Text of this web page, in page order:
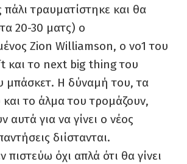
τραυματίστηκε και θα
20-30 ματς) ο
Zion Williamson, ο νο1 του
και το next big thingτου
μπάσκετ. Η δύναμή του, τα
το άλμα του τρομάζουν,
αυτά για να γίνει ο νέος
διίστανται.
πιστεύω όχι απλά ότι θα γίνει